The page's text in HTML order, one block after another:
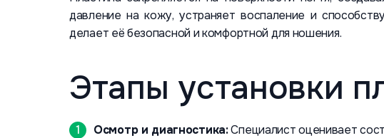
давление на кожу, устраняет воспаление и
делает её безопасной и комфортной для ношения.
Этапы установки
Осмотр и диагностика:Специалист оценивает